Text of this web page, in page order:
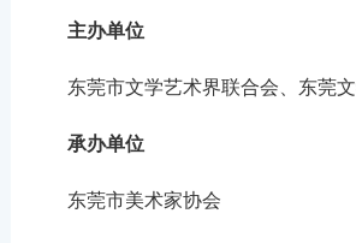
主办单位
东莞市文学艺术界联合会、东莞
承办单位
东莞市美术家协会